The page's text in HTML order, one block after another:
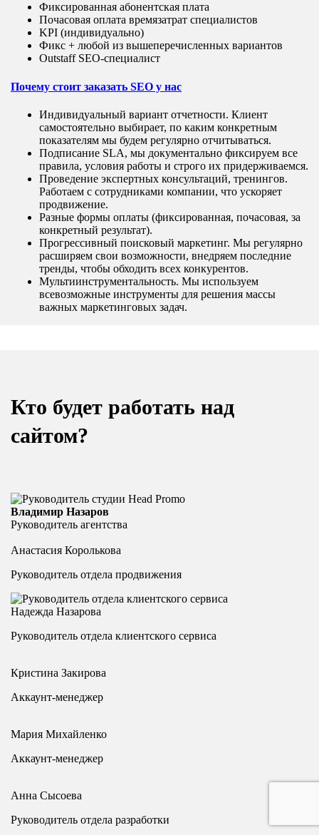
Фиксированная абонентская плата
Почасовая оплата времязатрат специалистов
KPI (индивидуально)
Фикс + любой из вышеперечисленных вариантов
Outstaff SEO-специалист
Почему стоит заказать SEO у нас
Индивидуальный вариант отчетности. Клиент
самостоятельно выбирает, по каким конкретным
показателям мы будем регулярно отчитываться.
Подписание SLA, мы документально фиксируем все
правила, условия работы и строго их придерживаемся.
Проведение экспертных консультаций, тренингов.
Работаем с сотрудниками компании, что ускоряет
продвижение.
Разные формы оплаты (фиксированная, почасовая, за
конкретный результат).
Прогрессивный поисковый маркетинг. Мы регулярно
расширяем свои возможности, внедряем последние
тренды, чтобы обходить всех конкурентов.
Мультиинструментальность. Мы используем
всевозможные инструменты для решения массы
важных маркетинговых задач.
Кто будет работать над
сайтом?
Владимир Назаров
Руководитель агентства
Анастасия Королькова
Руководитель отдела продвижения
Надежда Назарова
Руководитель отдела клиентского сервиса
Кристина Закирова
Аккаунт-менеджер
Мария Михайленко
Аккаунт-менеджер
Анна Сысоева
Руководитель отдела разработки